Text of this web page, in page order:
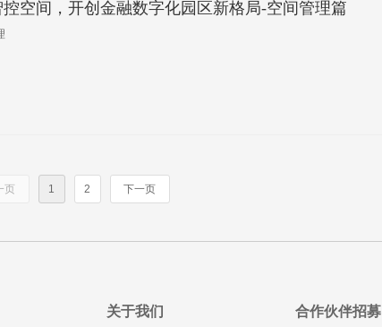
控空间，开创金融数字化园区新格局-空间管理篇
页 1 2 下一页
关于我们 合作伙伴招募